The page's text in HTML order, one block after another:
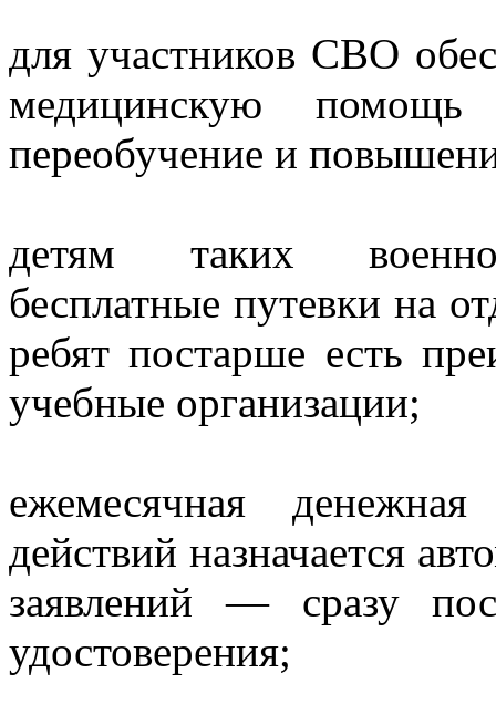
для участников СВО
медицинскую помощь
переобучение и
детям таких
бесплатные путевки на
ребят постарше есть
учебные организации;
ежемесячная
действий назначается
заявлений — сразу
удостоверения;